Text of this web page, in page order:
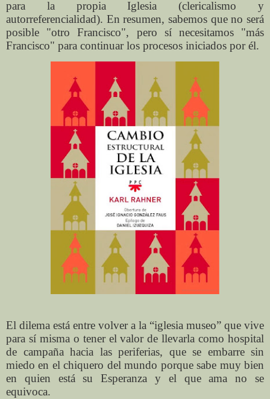
para la propia Iglesia (clericalismo y
autorreferencialidad). En resumen, sabemos que no será
posible "otro Francisco", pero sí necesitamos "más
Francisco" para continuar los procesos iniciados por él.
El dilema está entre volver a la “iglesia museo” que vive
para sí misma o tener el valor de llevarla como hospital
de campaña hacia las periferias, que se embarre sin
miedo en el chiquero del mundo porque sabe muy bien
en quien está su Esperanza y el que ama no se
equivoca.